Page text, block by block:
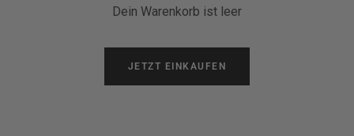
Dein Warenkorb ist leer
JETZT EINKAUFEN